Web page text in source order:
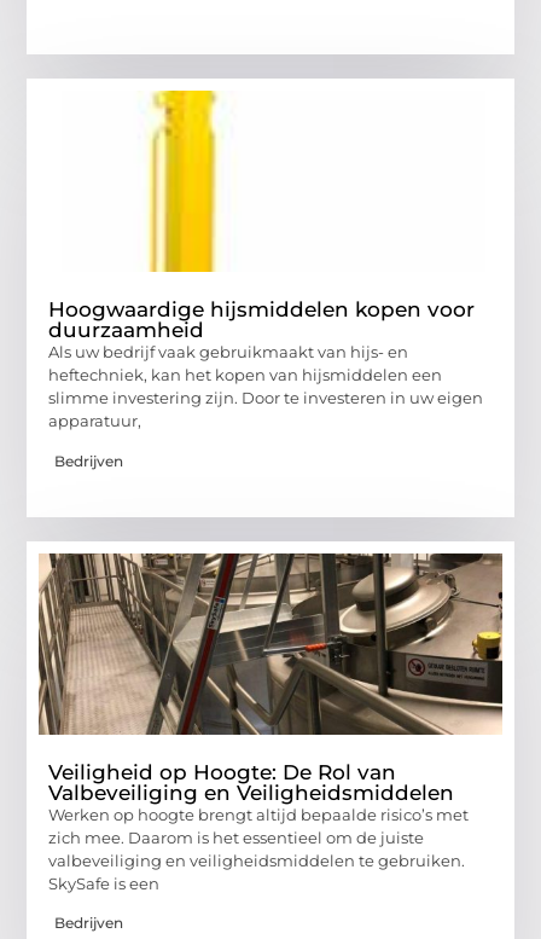
Hoogwaardige hijsmiddelen kopen voor
duurzaamheid
Als uw bedrijf vaak gebruikmaakt van hijs- en
heftechniek, kan het kopen van hijsmiddelen een
slimme investering zijn. Door te investeren in uw eigen
apparatuur,
Bedrijven
Veiligheid op Hoogte: De Rol van
Valbeveiliging en Veiligheidsmiddelen
Werken op hoogte brengt altijd bepaalde risico’s met
zich mee. Daarom is het essentieel om de juiste
valbeveiliging en veiligheidsmiddelen te gebruiken.
SkySafe is een
Bedrijven